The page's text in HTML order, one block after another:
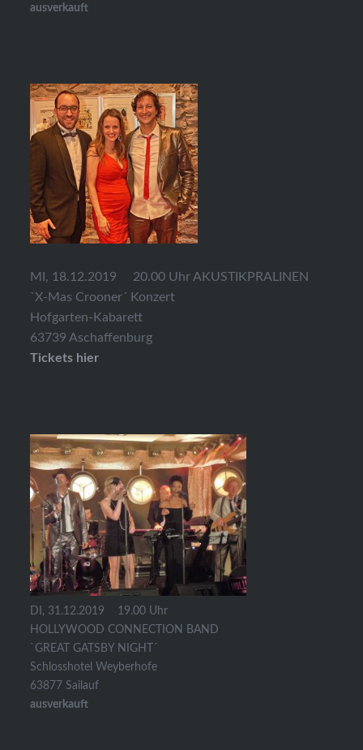
ausverkauft
MI, 18.12.2019 20.00 Uhr AKUSTIKPRALINEN
`X-Mas Crooner´ Konzert
Hofgarten-Kabarett
63739 Aschaffenburg
Tickets hier
DI, 31.12.2019 19.00 Uhr
HOLLYWOOD CONNECTION BAND
`GREAT GATSBY NIGHT´
Schlosshotel Weyberhofe
63877 Sailauf
ausverkauft